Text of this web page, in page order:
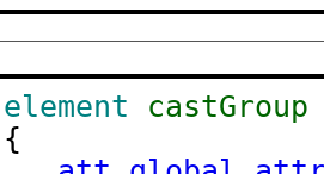
element
castGroup
{